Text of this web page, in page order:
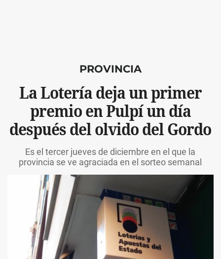
PROVINCIA
La Lotería deja un primer
premio en Pulpí un día
después del olvido del Gordo
Es el tercer jueves de diciembre en el que la
provincia se ve agraciada en el sorteo semanal